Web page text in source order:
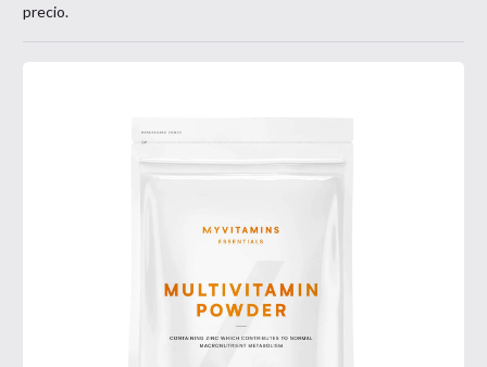
precio.